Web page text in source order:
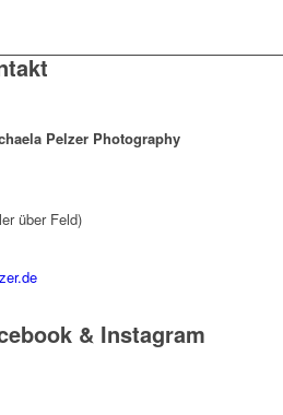
Pelzer Photography
über Feld)
& Instagram